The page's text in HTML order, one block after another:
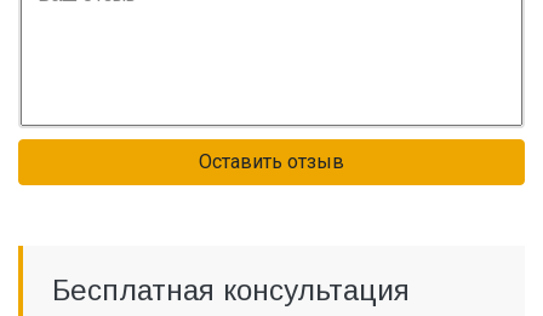
Оставить отзыв
Бесплатная консультация